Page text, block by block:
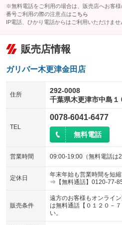
※無料電話をご利用の場合は、販売店へお客
番号ご利用の際の注意点は こちら
IP電話、ひかり電話からはご利用いただけませ
販売店情報
ガリバー木更津金田店
住所
292-0008
千葉県木更津市中島１
TEL
0078-6041-6477
無料電話
営業時間 09:00-19:00（無料電話は
定休日
年末年始も営業時間を短
⇒【無料通話】0120-77-
販売条件
遠方のお客様もオンライ
は無料通話【０１２０－
い。